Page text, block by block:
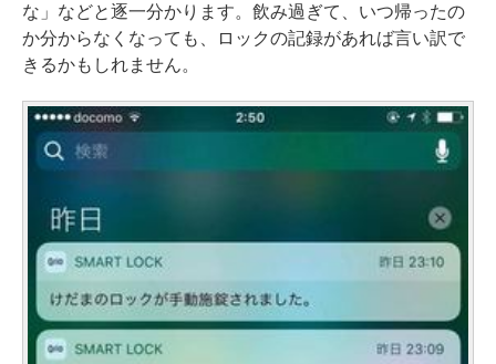
な」などと逐一分かります。飲み過ぎて、いつ帰ったの
か分からなくなっても、ロックの記録があれば言い訳で
きるかもしれません。